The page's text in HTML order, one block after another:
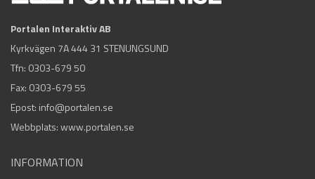
Portalen Interaktiv AB
Kyrkvägen 7A 444 31 STENUNGSUND
Tfn: 0303-679 50
Fax: 0303-679 55
Epost: info@portalen.se
Webbplats: www.portalen.se
INFORMATION